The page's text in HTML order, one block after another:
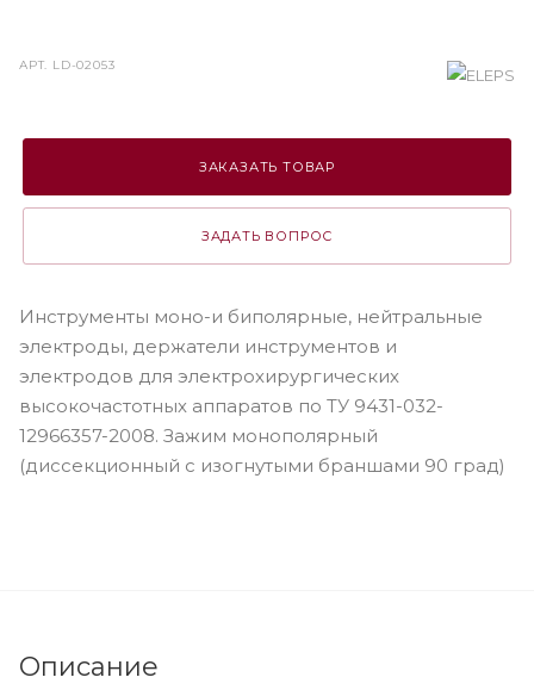
АРТ. LD-02053
ЗАКАЗАТЬ ТОВАР
ЗАДАТЬ ВОПРОС
Инструменты моно-и биполярные, нейтральные
электроды, держатели инструментов и
электродов для электрохирургических
высокочастотных аппаратов по ТУ 9431-032-
12966357-2008. Зажим монополярный
(диссекционный с изогнутыми браншами 90 град)
Описание